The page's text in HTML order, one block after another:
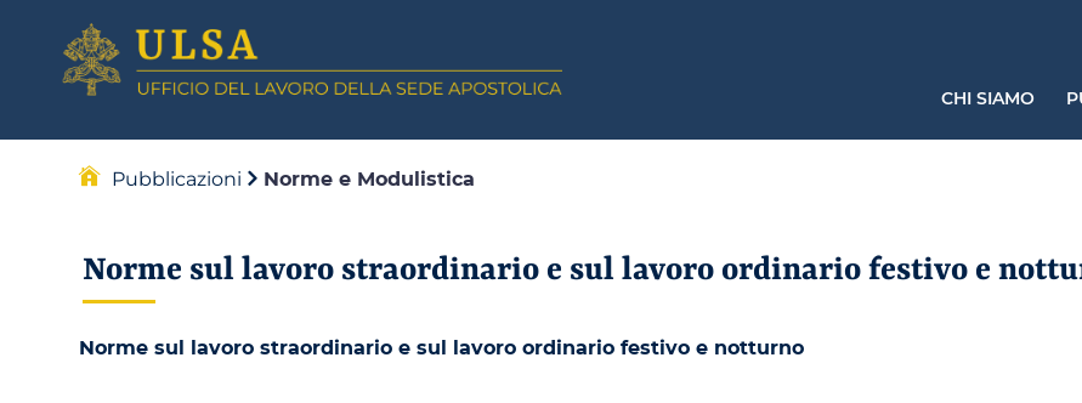
CHI SIAMO
Pubblicazioni Norme e Modulistica
Norme sul lavoro straordinario e sul lavoro ordinario festivo e
Norme sul lavoro straordinario e sul lavoro ordinario festivo e notturno